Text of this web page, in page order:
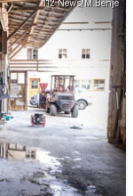
112 News/M.Benje